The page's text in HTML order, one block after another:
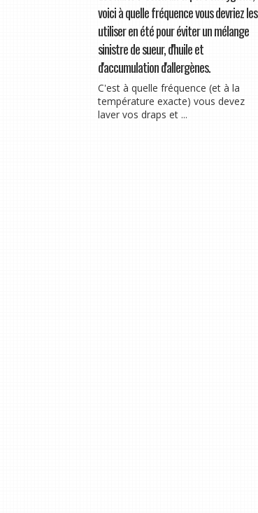
voici à quelle fréquence vous devriez les
utiliser en été pour éviter un mélange
sinistre de sueur, d'huile et
d'accumulation d'allergènes.
C'est à quelle fréquence (et à la
température exacte) vous devez
laver vos draps et ...